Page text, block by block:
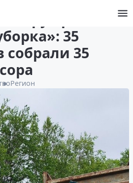
бору прошла
35
собрали 35
Регион